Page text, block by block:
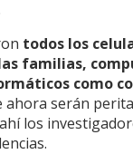
todos los
familias,
como
ahora serán
los